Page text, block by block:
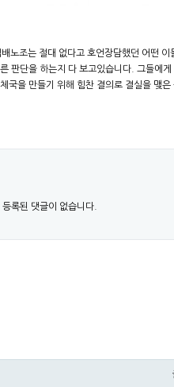
노조는 절대 없다고 호언장담했던 어떤
판단을 하는지 다 보고있습니다. 그들에
국을 만들기 위해 힘찬 결의로 결실을 맺
등록된 댓글이 없습니다.